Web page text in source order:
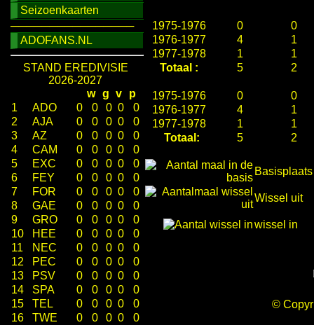
Seizoenkaarten
────────────────
ADOFANS.NL
STAND EREDIVISIE
2026-2027
w g v
p
1
ADO 0 0 0 0
0
2
AJA 0 0 0 0
0
3
AZ 0 0 0 0
0
4
CAM 0 0 0 0
0
5
EXC 0 0 0 0
0
6
FEY 0 0 0 0
0
7
FOR 0 0 0 0
0
8
GAE 0 0 0 0
0
9
GRO 0 0 0 0
0
10
HEE 0 0 0 0
0
11
NEC 0 0 0 0
0
12
PEC 0 0 0 0
0
13
PSV 0 0 0 0
0
14
SPA 0 0 0 0
0
15
TEL 0 0 0 0
0
16
TWE 0 0 0 0
0
1975-1976 0
0
1976-1977
4
1
1977-1978
1
1
Totaal :
5 2
1975-1976 0
0
1976-1977
4
1
1977-1978
1
1
Totaal:
5 2
Basisplaats
Wissel uit
wissel in
©